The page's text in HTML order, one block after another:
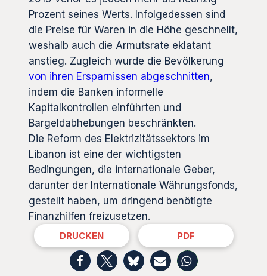
Prozent seines Werts. Infolgedessen sind
die Preise für Waren in die Höhe geschnellt,
weshalb auch die Armutsrate eklatant
anstieg. Zugleich wurde die Bevölkerung
von ihren Ersparnissen abgeschnitten,
indem die Banken informelle
Kapitalkontrollen einführten und
Bargeldabhebungen beschränkten.
Die Reform des Elektrizitätssektors im
Libanon ist eine der wichtigsten
Bedingungen, die internationale Geber,
darunter der Internationale Währungsfonds,
gestellt haben, um dringend benötigte
Finanzhilfen freizusetzen.
DRUCKEN PDF